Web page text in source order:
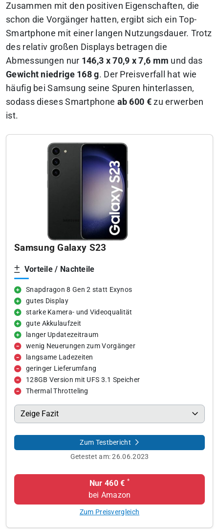
Zusammen mit den positiven Eigenschaften, die
schon die Vorgänger hatten, ergibt sich ein Top-
Smartphone mit einer langen Nutzungsdauer. Trotz
des relativ großen Displays betragen die
Abmessungen nur 146,3 x 70,9 x 7,6 mm und das
Gewicht niedrige 168 g. Der Preisverfall hat wie
häufig bei Samsung seine Spuren hinterlassen,
sodass dieses Smartphone ab 600 €zu erwerben
ist.
Samsung Galaxy S23
Vorteile / Nachteile
Snapdragon 8 Gen 2 statt Exynos
gutes Display
starke Kamera- und Videoqualität
gute Akkulaufzeit
langer Updatezeitraum
wenig Neuerungen zum Vorgänger
langsame Ladezeiten
geringer Lieferumfang
128GB Version mit UFS 3.1 Speicher
Thermal Throtteling
Zeige Fazit
Zum Testbericht
Getestet am:26.06.2023
Nur 460 € *
bei Amazon
Zum Preisvergleich